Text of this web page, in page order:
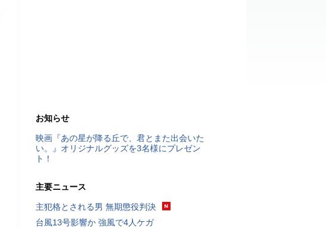
お知らせ
映画『あの星が降る丘で、君とまた出会いた
い。』オリジナルグッズを3名様にプレゼン
ト！
主要ニュース
主犯格とされる男 無期懲役判決
台風13号影響か 強風で4人ケガ